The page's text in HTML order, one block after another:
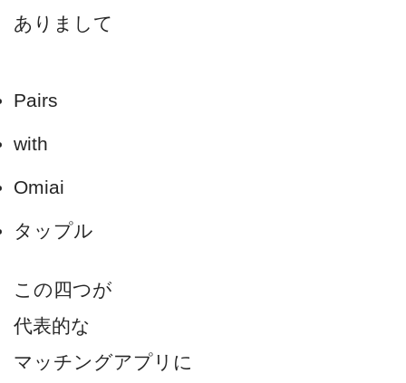
ありまして
Pairs
with
Omiai
タップル
この四つが
代表的な
マッチングアプリに